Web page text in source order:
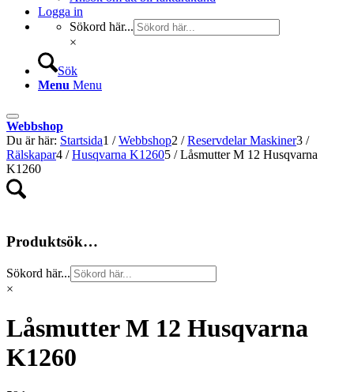
Logga in
Sökord här...
×
Sök
Menu Menu
Webbshop
Du är här: Startsida1 / Webbshop2 / Reservdelar Maskiner3 /
Rälskapar4 / Husqvarna K12605 / Låsmutter M 12 Husqvarna
K1260
Produktsök…
Sökord här...
×
Låsmutter M 12 Husqvarna
K1260